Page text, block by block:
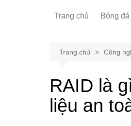
Trang chủ Bóng đá
Trang chủ Công
RAID là
liệu an